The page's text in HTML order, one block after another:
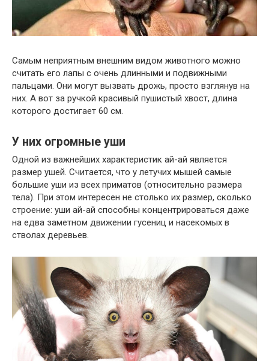
Самым неприятным внешним видом животного можно
считать его лапы с очень длинными и подвижными
пальцами. Они могут вызвать дрожь, просто взглянув на
них. А вот за ручкой красивый пушистый хвост, длина
которого достигает 60 см.
У них огромные уши
Одной из важнейших характеристик ай-ай является
размер ушей. Считается, что у летучих мышей самые
большие уши из всех приматов (относительно размера
тела). При этом интересен не столько их размер, сколько
строение: уши ай-ай способны концентрироваться даже
на едва заметном движении гусениц и насекомых в
стволах деревьев.